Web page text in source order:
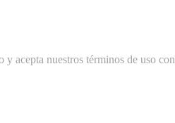
acepta nuestros términos de uso